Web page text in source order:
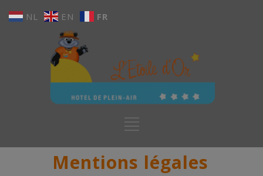
Mentions légales
NL EN FR